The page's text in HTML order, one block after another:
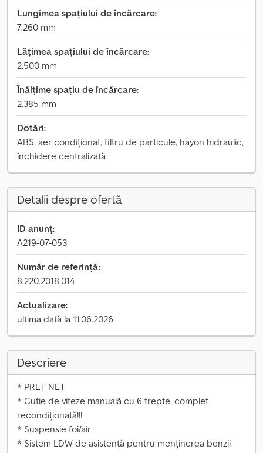
Lungimea spațiului de încărcare:
7.260 mm
Lățimea spațiului de încărcare:
2.500 mm
Înălțime spațiu de încărcare:
2.385 mm
Dotări:
ABS, aer condiționat, filtru de particule, hayon hidraulic,
închidere centralizată
Detalii despre ofertă
ID anunț:
A219-07-053
Număr de referință:
8.220.2018.014
Actualizare:
ultima dată la 11.06.2026
Descriere
* PREȚ NET
* Cutie de viteze manuală cu 6 trepte, complet
recondiționată!!!
* Suspensie foi/air
* Sistem LDW de asistență pentru menținerea benzii